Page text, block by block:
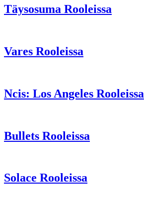
Täysosuma Rooleissa
Vares Rooleissa
Ncis: Los Angeles Rooleissa
Bullets Rooleissa
Solace Rooleissa